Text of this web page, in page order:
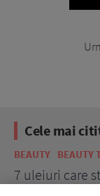
Cele mai
BEAUTY BEAUTY
7 uleiuri care